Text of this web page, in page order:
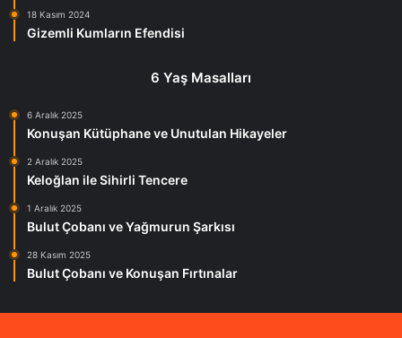
18 Kasım 2024
Gizemli Kumların Efendisi
6 Yaş Masalları
6 Aralık 2025
Konuşan Kütüphane ve Unutulan Hikayeler
2 Aralık 2025
Keloğlan ile Sihirli Tencere
1 Aralık 2025
Bulut Çobanı ve Yağmurun Şarkısı
28 Kasım 2025
Bulut Çobanı ve Konuşan Fırtınalar